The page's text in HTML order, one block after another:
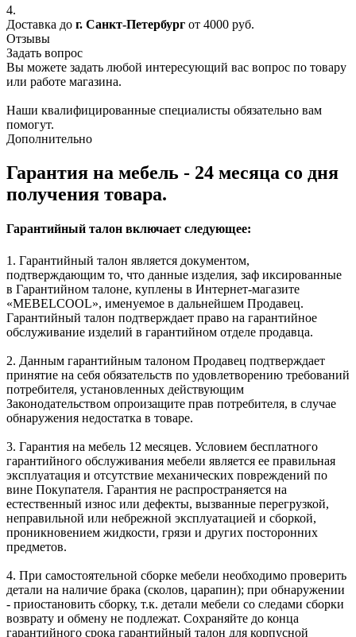
4.
Доставка до г. Санкт-Петербург от 4000 руб.
Отзывы
Задать вопрос
Вы можете задать любой интересующий вас вопрос по товару
или работе магазина.
Наши квалифицированные специалисты обязательно вам
помогут.
Дополнительно
Гарантия на мебель - 24 месяца со дня
получения товара.
Гарантийный талон включает следующее:
1. Гарантийный талон является документом,
подтверждающим то, что данные изделия, заф иксированные
в Гарантийном талоне, куплены в Интернет-магазите
«MEBELCOOL», именуемое в дальнейшем Продавец.
Гарантийный талон подтверждает право на гарантийное
обслуживание изделий в гарантийном отделе продавца.
2. Данным гарантийным талоном Продавец подтверждает
принятие на себя обязательств по удовлетворению требований
потребителя, установленных действующим
Законодательством опроизащите прав потребителя, в случае
обнаружения недостатка в товаре.
3. Гарантия на мебель 12 месяцев. Условием бесплатного
гарантийного обслуживания мебели является ее правильная
эксплуатация и отсутствие механических повреждений по
вине Покупателя. Гарантия не распространяется на
естественный износ или дефекты, вызванные перегрузкой,
неправильной или небрежной эксплуатацией и сборкой,
проникновением жидкости, грязи и других посторонних
предметов.
4. При самостоятельной сборке мебели необходимо проверить
детали на наличие брака (сколов, царапин); при обнаружении
- приостановить сборку, т.к. детали мебели со следами сборки
возврату и обмену не подлежат. Сохраняйте до конца
гарантийного срока гарантийный талон для корпусной